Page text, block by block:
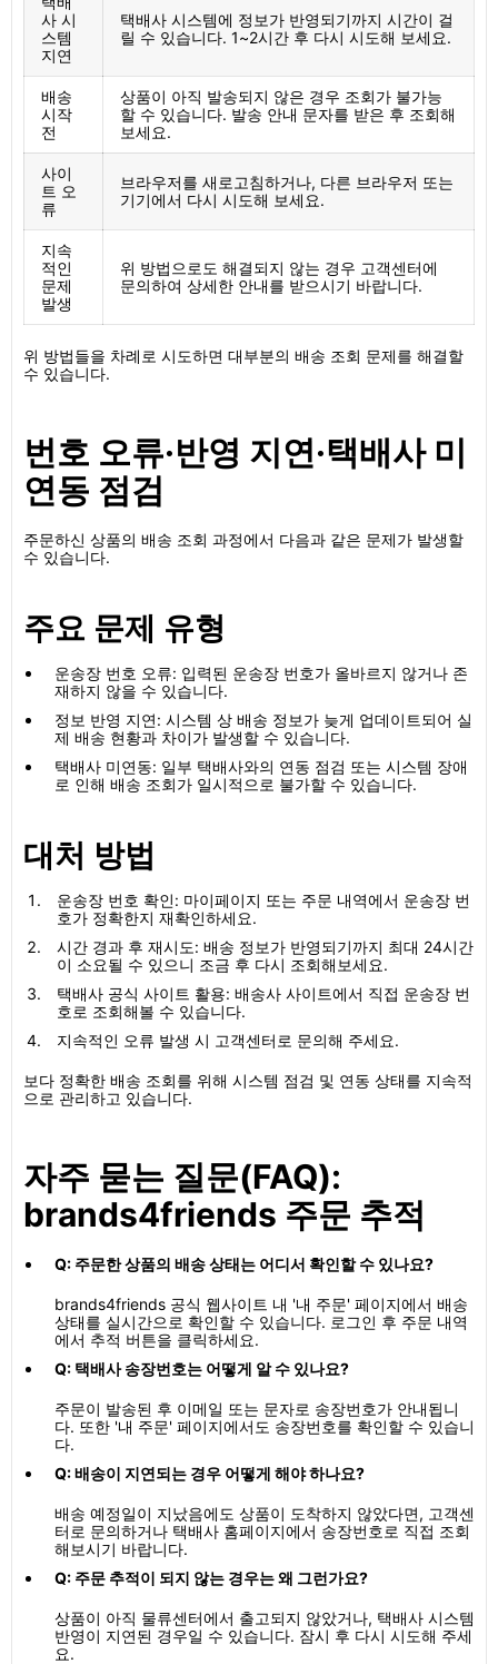
사 시
스템
지연
택배사 시스템에 정보가 반영되기까지 시간이 걸
릴 수 있습니다. 1~2시간 후 다시 시도해 보세요.
배송
시작
전
상품이 아직 발송되지 않은 경우 조회가 불가능
할 수 있습니다. 발송 안내 문자를 받은 후 조회해
보세요.
사이
트 오
류
브라우저를 새로고침하거나, 다른 브라우저 또는
기기에서 다시 시도해 보세요.
지속
적인
문제
발생
위 방법으로도 해결되지 않는 경우 고객센터에
문의하여 상세한 안내를 받으시기 바랍니다.
위 방법들을 차례로 시도하면 대부분의 배송 조회 문제를 해결할
수 있습니다.
번호 오류·반영 지연·택배사 미
연동 점검
주문하신 상품의 배송 조회 과정에서 다음과 같은 문제가 발생할
수 있습니다.
주요 문제 유형
운송장 번호 오류: 입력된 운송장 번호가 올바르지 않거나 존
재하지 않을 수 있습니다.
정보 반영 지연: 시스템 상 배송 정보가 늦게 업데이트되어 실
제 배송 현황과 차이가 발생할 수 있습니다.
택배사 미연동: 일부 택배사와의 연동 점검 또는 시스템 장애
로 인해 배송 조회가 일시적으로 불가할 수 있습니다.
대처 방법
운송장 번호 확인: 마이페이지 또는 주문 내역에서 운송장 번
호가 정확한지 재확인하세요.
시간 경과 후 재시도: 배송 정보가 반영되기까지 최대 24시간
이 소요될 수 있으니 조금 후 다시 조회해보세요.
택배사 공식 사이트 활용: 배송사 사이트에서 직접 운송장 번
호로 조회해볼 수 있습니다.
지속적인 오류 발생 시 고객센터로 문의해 주세요.
보다 정확한 배송 조회를 위해 시스템 점검 및 연동 상태를 지속적
으로 관리하고 있습니다.
자주 묻는 질문(FAQ):
brands4friends 주문 추적
Q: 주문한 상품의 배송 상태는 어디서 확인할 수 있나요?
brands4friends 공식 웹사이트 내 '내 주문' 페이지에서 배송
상태를 실시간으로 확인할 수 있습니다. 로그인 후 주문 내역
에서 추적 버튼을 클릭하세요.
Q: 택배사 송장번호는 어떻게 알 수 있나요?
주문이 발송된 후 이메일 또는 문자로 송장번호가 안내됩니
다. 또한 '내 주문' 페이지에서도 송장번호를 확인할 수 있습니
다.
Q: 배송이 지연되는 경우 어떻게 해야 하나요?
배송 예정일이 지났음에도 상품이 도착하지 않았다면, 고객센
터로 문의하거나 택배사 홈페이지에서 송장번호로 직접 조회
해보시기 바랍니다.
Q: 주문 추적이 되지 않는 경우는 왜 그런가요?
상품이 아직 물류센터에서 출고되지 않았거나, 택배사 시스템
반영이 지연된 경우일 수 있습니다. 잠시 후 다시 시도해 주세
요.